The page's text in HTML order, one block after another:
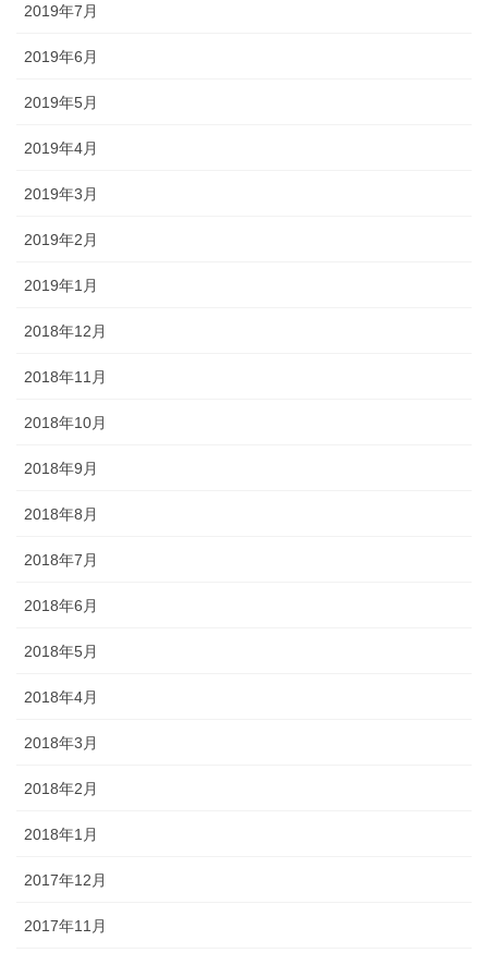
2019年7月
2019年6月
2019年5月
2019年4月
2019年3月
2019年2月
2019年1月
2018年12月
2018年11月
2018年10月
2018年9月
2018年8月
2018年7月
2018年6月
2018年5月
2018年4月
2018年3月
2018年2月
2018年1月
2017年12月
2017年11月